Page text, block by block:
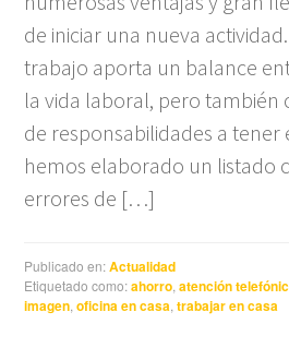
de iniciar una nueva
trabajo aporta un balance
la vida laboral, pero también
de responsabilidades a tener
hemos elaborado un listado
errores de […]
Publicado en:Actualidad
Etiquetado como:ahorro ,atención
imagen ,oficina en casa ,trabajar en casa